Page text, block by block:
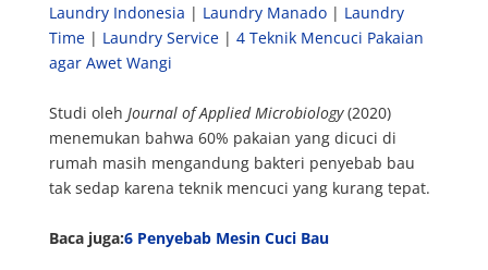
Laundry Indonesia | Laundry Manado| Laundry
Time| Laundry Service| 4 Teknik Mencuci Pakaian
agar Awet Wangi
Studi oleh Journal of Applied Microbiology(2020)
menemukan bahwa 60% pakaian yang dicuci di
rumah masih mengandung bakteri penyebab bau
tak sedap karena teknik mencuci yang kurang tepat.
Baca juga:6 Penyebab Mesin Cuci Bau